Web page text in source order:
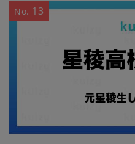
No. 13